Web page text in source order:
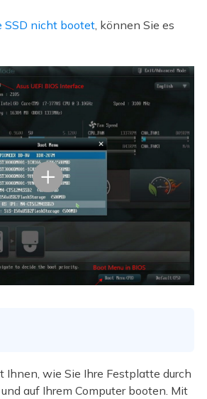
SSD nicht bootet, können Sie es
Ihnen, wie Sie Ihre Festplatte durch
auf Ihrem Computer booten. Mit